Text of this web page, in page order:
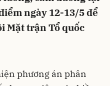
ngày 12-13/5 để
Mặt trận Tổ quốc
phương án phân
Hủy Gửi